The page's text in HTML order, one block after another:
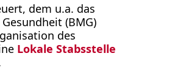
dem u.a. das
(BMG)
des
Lokale Stabsstelle